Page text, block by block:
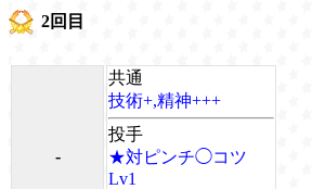
2回目
-
共通
技術+,精神+++
投手
★対ピンチ◯コツ
Lv1